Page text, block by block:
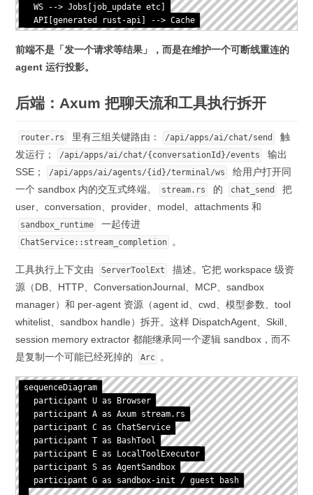
  WS --> Jobs[job_update etc]
  API[generated rust-api] --> Cache
前端不是「发一个请求等结果」，而是在维护一个可断线重连的
agent 运行投影。
后端：Axum 把聊天流和工具执行拆开
router.rs 里有三组关键路由： /api/apps/ai/chat/send
触
发运行；
/api/apps/ai/chat/{conversationId}/events
输出
SSE；
/api/apps/ai/agents/{id}/terminal/ws
给用户打开同
一个 sandbox 内的交互式终端。
stream.rs 的 chat_send
把
user、conversation、provider、model、attachments 和
sandbox_runtime 一起传进
ChatService::stream_completion 。
工具执行上下文由 ServerToolExt
描述。它把 workspace 级资
源（DB、HTTP、ConversationJournal、MCP、sandbox
manager）和 per-agent 资源（agent id、cwd、模型参数、tool
whitelist、sandbox handle）拆开。这样 DispatchAgent、Skill、
session memory extractor 都能继承同一个逻辑 sandbox，而不
是复制一个可能已经死掉的
Arc 。
sequenceDiagram
  participant U as Browser
  participant A as Axum stream.rs
  participant C as ChatService
  participant T as BashTool
  participant E as LocalToolExecutor
  participant S as AgentSandbox
  participant G as sandbox-init / guest bash